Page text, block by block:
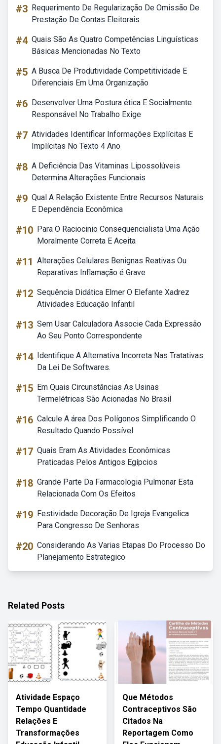
#3 Requerimento De Regularização De Omissão De
Prestação De Contas Eleitorais
#4 Quais São As Quatro Competências Linguísticas
Básicas Mencionadas No Texto
#5 A Busca De Produtividade Competitividade E
Diferenciais Em Uma Organização
#6 Desenvolver Uma Postura ética E Socialmente
Responsável No Trabalho Exige
#7 Atividades Identificar Informações Explícitas E
Implícitas No Texto 4 Ano
#8 A Deficiência Das Vitaminas Lipossolúveis
Determina Alterações Funcionais
#9 Qual A Relação Existente Entre Recursos Naturais
E Dependência Econômica
#10 Para O Raciocinio Consequencialista Uma Ação
Moralmente Correta E Aceita
#11 Alterações Celulares Benignas Reativas Ou
Reparativas Inflamação é Grave
#12 Sequência Didática Elmer O Elefante Xadrez
Atividades Educação Infantil
#13 Sem Usar Calculadora Associe Cada Expressão
Ao Seu Ponto Correspondente
#14 Identifique A Alternativa Incorreta Nas Tratativas
Da Lei De Softwares.
#15 Em Quais Circunstâncias As Usinas
Termelétricas São Acionadas No Brasil
#16 Calcule A área Dos Polígonos Simplificando O
Resultado Quando Possível
#17 Quais Eram As Atividades Econômicas
Praticadas Pelos Antigos Egípcios
#18 Grande Parte Da Farmacologia Pulmonar Esta
Relacionada Com Os Efeitos
#19 Festividade Decoração De Igreja Evangelica
Para Congresso De Senhoras
#20 Considerando As Varias Etapas Do Processo Do
Planejamento Estrategico
Related Posts
Atividade Espaço
Tempo Quantidade
Relações E
Transformações
Que Métodos
Contraceptivos São
Citados Na
Reportagem Como